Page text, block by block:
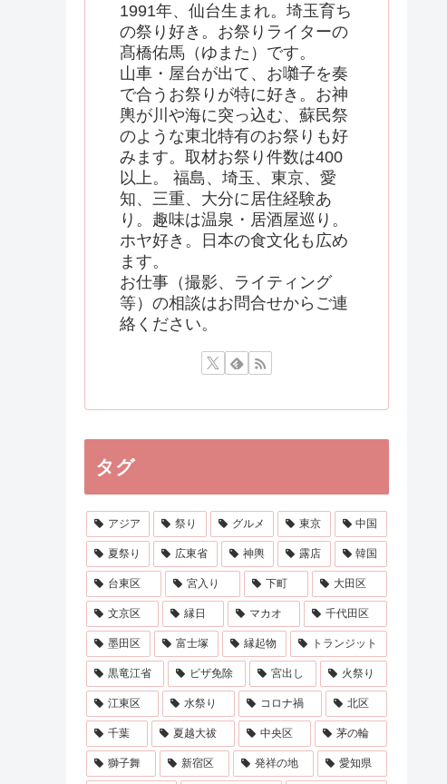
1991年、仙台生まれ。埼玉育ち
の祭り好き。お祭りライターの
髙橋佑馬（ゆまた）です。
山車・屋台が出て、お囃子を奏
で合うお祭りが特に好き。お神
輿が川や海に突っ込む、蘇民祭
のような東北特有のお祭りも好
みます。取材お祭り件数は400
以上。 福島、埼玉、東京、愛
知、三重、大分に居住経験あ
り。趣味は温泉・居酒屋巡り。
ホヤ好き。日本の食文化も広め
ます。
お仕事（撮影、ライティング
等）の相談はお問合せからご連
絡ください。
タグ
アジア 祭り グルメ 東京 中国
夏祭り 広東省 神輿 露店 韓国
台東区 宮入り 下町 大田区
文京区 縁日 マカオ 千代田区
墨田区 富士塚 縁起物 トランジット
黒竜江省 ビザ免除 宮出し 火祭り
江東区 水祭り コロナ禍 北区
千葉 夏越大祓 中央区 茅の輪
獅子舞 新宿区 発祥の地 愛知県